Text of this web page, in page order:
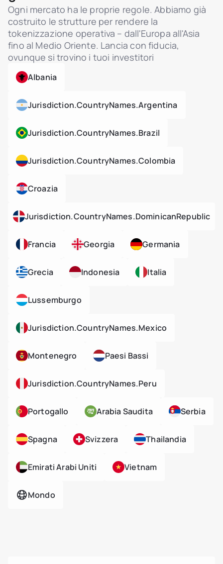
Ogni mercato ha le proprie regole. Abbiamo già
costruito le strutture per rendere la
tokenizzazione operativa – dall'Europa all'Asia
fino al Medio Oriente. Lancia con fiducia,
ovunque si trovino i tuoi investitori
Albania
Jurisdiction.countryNames.argentina
Jurisdiction.countryNames.brazil
Jurisdiction.countryNames.colombia
Croazia
Jurisdiction.countryNames.dominicanRepublic
Francia Georgia Germania
Grecia Indonesia Italia
Lussemburgo
Jurisdiction.countryNames.mexico
Montenegro Paesi Bassi
Jurisdiction.countryNames.peru
Portogallo Arabia Saudita Serbia
Spagna Svizzera Thailandia
Emirati Arabi Uniti Vietnam
Mondo